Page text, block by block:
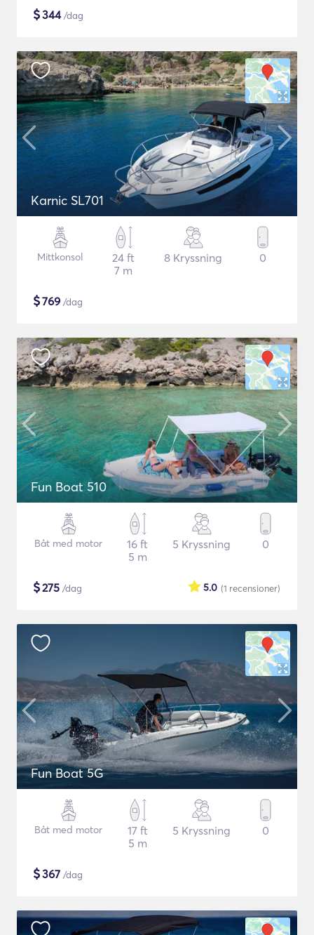
$344/dag
Karnic SL701
Mittkonsol
24 ft
7 m
8 Kryssning 0
$769 /dag
Fun Boat 510
Båt med motor
16 ft
5 m
5 Kryssning 0
$275 /dag (1 recensioner)
5.0
Fun Boat 5G
Båt med motor
17 ft
5 m
5 Kryssning 0
$367 /dag